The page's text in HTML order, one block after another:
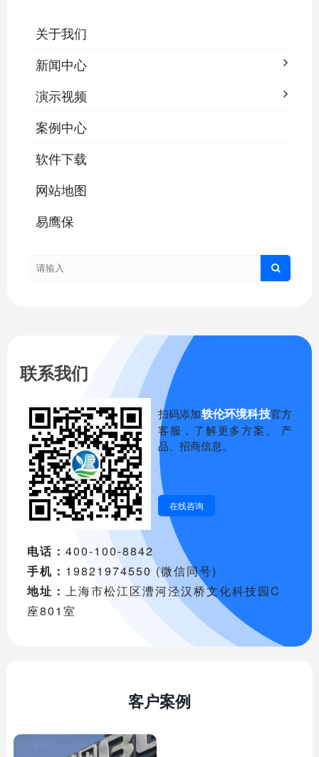
关于我们
新闻中心
演示视频
案例中心
软件下载
网站地图
易鹰保
联系我们
扫码添加轶伦环境科技官方
客服，了解更多方案、 产
品、招商信息。
在线咨询
电话： 400-100-8842
手机： 19821974550 (微信同号)
地址：
上海市松江区漕河泾汉桥文化科技园C
座801室
客户案例